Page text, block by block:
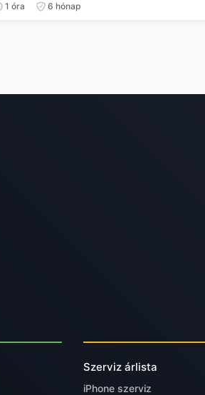
1 óra 6 hónap
Szerviz árlista
iPhone szerviz